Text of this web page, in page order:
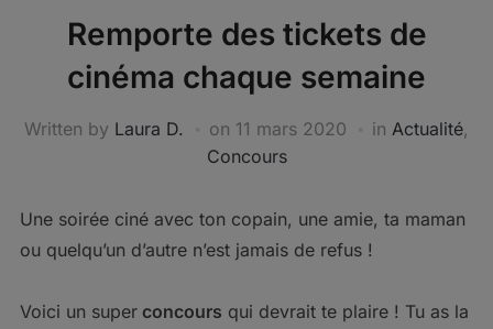
Remporte des tickets de
cinéma chaque semaine
Written by Laura D. on 11 mars 2020 in Actualité,
Concours
Une soirée ciné avec ton copain, une amie, ta maman
ou quelqu’un d’autre n’est jamais de refus !
Voici un superconcours qui devrait te plaire ! Tu as la